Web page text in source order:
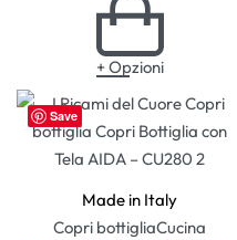
+ Opzioni
Save
Made in Italy
Copri bottigliaCucina